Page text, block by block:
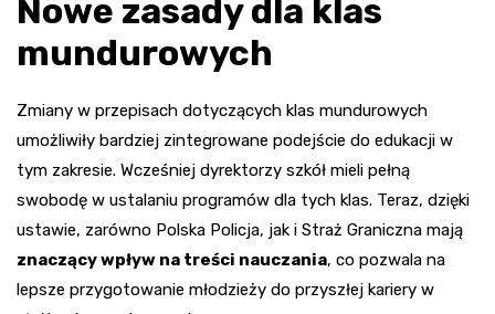
Nowe zasady dla klas
mundurowych
Zmiany w przepisach dotyczących klas mundurowych
umożliwiły bardziej zintegrowane podejście do edukacji w
tym zakresie. Wcześniej dyrektorzy szkół mieli pełną
swobodę w ustalaniu programów dla tych klas. Teraz, dzięki
ustawie, zarówno Polska Policja, jak i Straż Graniczna mają
znaczący wpływ na treści nauczania, co pozwala na
lepsze przygotowanie młodzieży do przyszłej kariery w